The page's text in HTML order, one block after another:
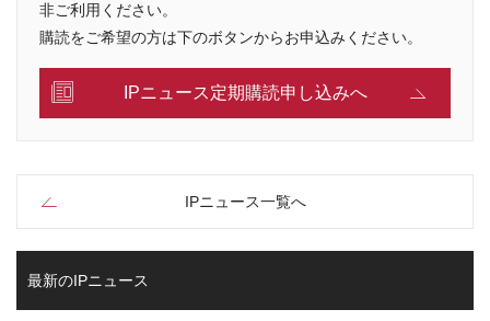
非ご利用ください。
購読をご希望の方は下のボタンからお申込みください。
IPニュース定期購読申し込みへ
IPニュース一覧へ
最新のIPニュース